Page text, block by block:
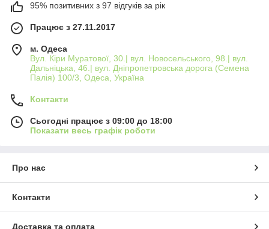
95% позитивних з 97 відгуків за рік
Працює з 27.11.2017
м. Одеса
Вул. Кіри Муратової, 30.| вул. Новосельського, 98.| вул.
Дальніцька, 46.| вул. Дніпропетровська дорога (Семена
Палія) 100/3, Одеса, Україна
Контакти
Сьогодні працює з 09:00 до 18:00
Показати весь графік роботи
Про нас
Контакти
Доставка та оплата